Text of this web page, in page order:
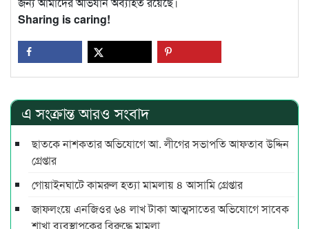
Sharing is caring!
এ সংক্রান্ত আরও সংবাদ
ছাতকে নাশকতার অভিযোগে আ. লীগের সভাপ‌তি আফতাব উদ্দিন
গ্রেপ্তার
গোয়াইনঘাটে কামরুল হত্যা মামলায় ৪ আসামি গ্রেপ্তার
জাফলংয়ে এনজিওর ৬৪ লাখ টাকা আত্মসাতের অভিযোগে সাবেক
শাখা ব্যবস্থাপকের বিরুদ্ধে মামলা